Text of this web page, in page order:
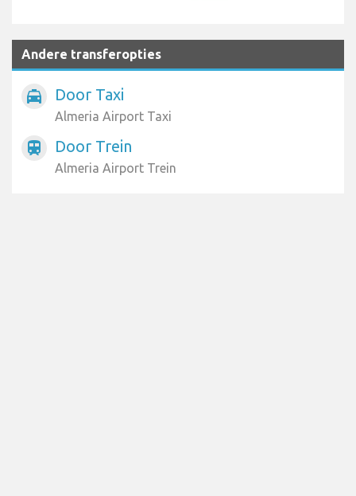
Andere transferopties
local_taxi Door Taxi
Almeria Airport Taxi
train Door Trein
Almeria Airport Trein